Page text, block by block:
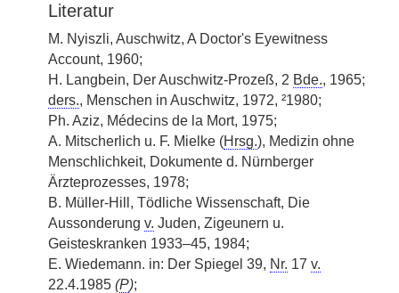
Literatur
M. Nyiszli, Auschwitz, A Doctor's Eyewitness
Account, 1960;
H. Langbein, Der Auschwitz-Prozeß, 2 Bde., 1965;
ders., Menschen in Auschwitz, 1972, ²1980;
Ph. Aziz, Médecins de la Mort, 1975;
A. Mitscherlich u. F. Mielke (Hrsg.), Medizin ohne
Menschlichkeit, Dokumente d. Nürnberger
Ärzteprozesses, 1978;
B. Müller-Hill, Tödliche Wissenschaft, Die
Aussonderung v. Juden, Zigeunern u.
Geisteskranken 1933–45, 1984;
E. Wiedemann. in: Der Spiegel 39, Nr. 17 v.
22.4.1985 (P);